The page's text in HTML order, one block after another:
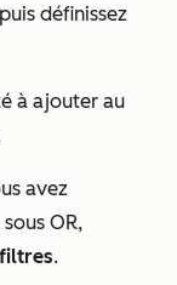
définissez
à ajouter au
avez
OR,
.